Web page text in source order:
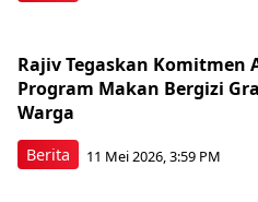
Berita
Rajiv Tegaskan Komitmen
Program Makan Bergizi
Warga
11 Mei 2026, 3:59 PM